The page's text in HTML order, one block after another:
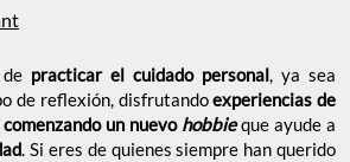
practicar el cuidado personal, ya sea
de reflexión, disfrutandoexperiencias de
comenzando un nuevo hobbie que ayude a
. Si eres de quienes siempre han querido